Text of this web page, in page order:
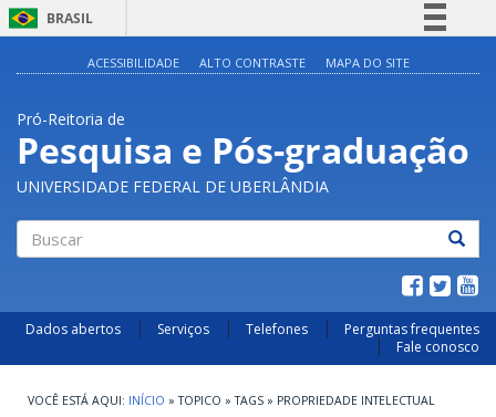
BRASIL
Acesso à informação
Legislação
Canais
ACESSIBILIDADE ALTO CONTRASTE MAPA DO SITE
Pró-Reitoria de
Pesquisa e Pós-graduação
UNIVERSIDADE FEDERAL DE UBERLÂNDIA
Dados abertos Serviços Telefones
Perguntas frequentes
Fale conosco
INÍCIO » TOPICO » TAGS » PROPRIEDADE INTELECTUAL